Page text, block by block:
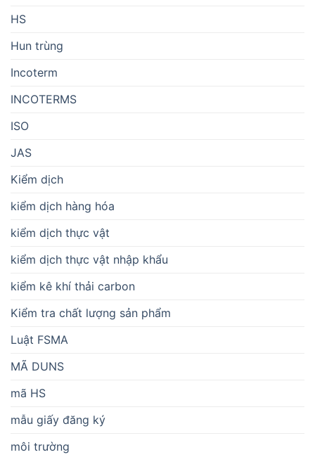
HS
Hun trùng
Incoterm
INCOTERMS
ISO
JAS
Kiểm dịch
kiểm dịch hàng hóa
kiểm dịch thực vật
kiểm dịch thực vật nhập khẩu
kiểm kê khí thải carbon
Kiểm tra chất lượng sản phẩm
Luật FSMA
MÃ DUNS
mã HS
mẫu giấy đăng ký
môi trường